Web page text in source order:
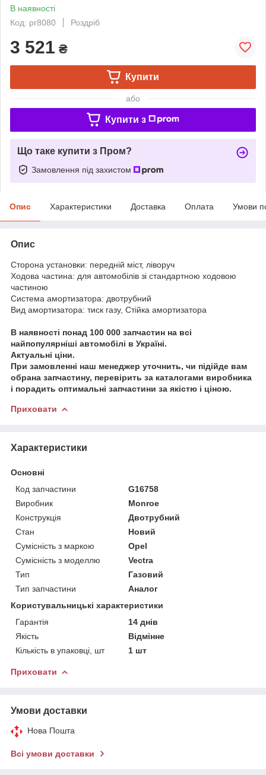
В наявності
Код: pr8080
Роздріб
3 521 ₴
Купити
або
Купити з
Що таке купити з Пром?
Замовлення під захистом
Опис Характеристики Доставка Оплата Умови
Опис
Сторона установки: передній міст, ліворуч
Ходова частина: для автомобілів зі стандартною ходовою
частиною
Система амортизатора: двотрубний
Вид амортизатора: тиск газу, Стійка амортизатора
В наявності понад 100 000 запчастин на всі
найпопулярніші автомобілі в Україні.
Актуальні ціни.
При замовленні наш менеджер уточнить, чи підійде вам
обрана запчастину, перевірить за каталогами виробника
і порадить оптимальні запчастини за якістю і ціною.
Приховати
Характеристики
Основні
Код запчастини
G16758
Виробник
Monroe
Конструкція
Двотрубний
Стан
Новий
Сумісність з маркою
Opel
Сумісність з моделлю
Vectra
Тип
Газовий
Тип запчастини
Аналог
Користувальницькі характеристики
Гарантія
14 днів
Якість
Відмінне
Кількість в упаковці, шт
1 шт
Приховати
Умови доставки
Нова Пошта
Всі умови доставки